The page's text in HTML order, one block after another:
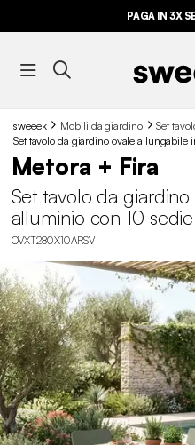
PAGA IN 3X
sweeek Mobili da giardino
Set
Set tavolo da giardino ovale allungabile
Metora + Fira
Set tavolo da
alluminio con 10 sedie
OVXT280X10ARSV